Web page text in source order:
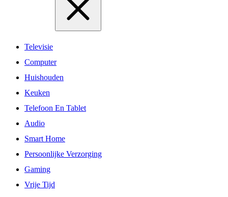
Televisie
Computer
Huishouden
Keuken
Telefoon En Tablet
Audio
Smart Home
Persoonlijke Verzorging
Gaming
Vrije Tijd